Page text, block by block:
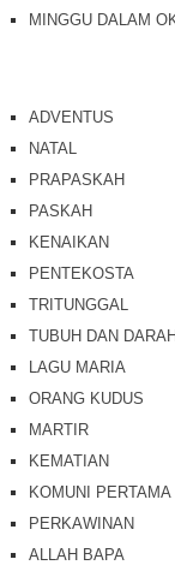
MINGGU DALAM
ADVENTUS
NATAL
PRAPASKAH
PASKAH
KENAIKAN
PENTEKOSTA
TRITUNGGAL
TUBUH DAN
LAGU MARIA
ORANG KUDUS
MARTIR
KEMATIAN
KOMUNI PERTAMA
PERKAWINAN
ALLAH BAPA